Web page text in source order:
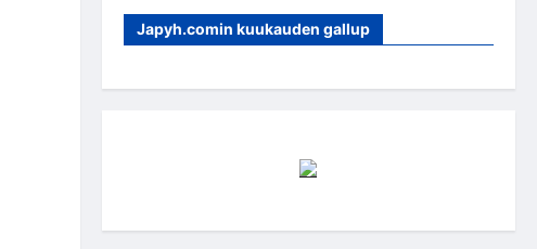
Japyh.comin kuukauden gallup